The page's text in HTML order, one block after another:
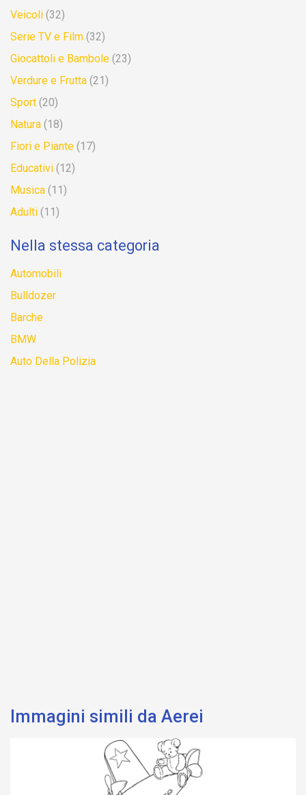
Veicoli (32)
Serie TV e Film (32)
Giocattoli e Bambole (23)
Verdure e Frutta (21)
Sport (20)
Natura (18)
Fiori e Piante (17)
Educativi (12)
Musica (11)
Adulti (11)
Nella stessa categoria
Automobili
Bulldozer
Barche
BMW
Auto Della Polizia
Immagini simili da Aerei